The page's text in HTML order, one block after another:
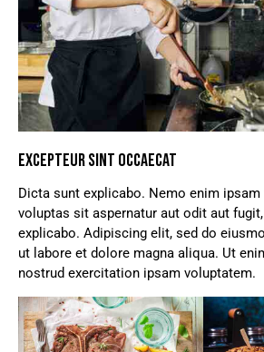
EXCEPTEUR SINT OCCAECAT
Dicta sunt explicabo. Nemo enim
voluptas sit aspernatur aut odit aut
explicabo. Adipiscing elit, sed do
ut labore et dolore magna aliqua. Ut
nostrud exercitation ipsam voluptatem.